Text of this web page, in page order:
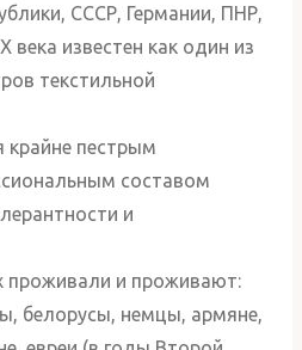
СССР, Германии, ПНР,
века известен как один из
текстильной
крайне пестрым
составом
и
проживали и проживают:
белорусы, немцы, армяне,